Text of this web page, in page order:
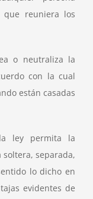
que reuniera los
o neutraliza la
con la cual
están casadas
ley permita la
separada,
lo dicho en
evidentes de